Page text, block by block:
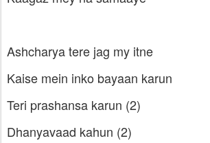
Ashcharya tere jag my itne
Kaise mein inko bayaan karun
Teri prashansa karun (2)
Dhanyavaad kahun (2)